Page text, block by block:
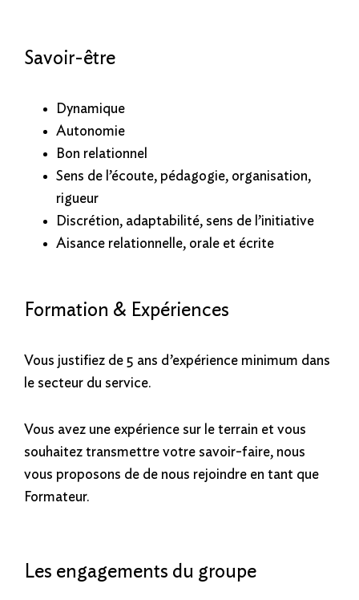
Savoir-être
Dynamique
Autonomie
Bon relationnel
Sens de l’écoute, pédagogie, organisation,
rigueur
Discrétion, adaptabilité, sens de l’initiative
Aisance relationnelle, orale et écrite
Formation & Expériences
Vous justifiez de 5 ans d’expérience minimum dans
le secteur du service.
Vous avez une expérience sur le terrain et vous
souhaitez transmettre votre savoir-faire, nous
vous proposons de de nous rejoindre en tant que
Formateur.
Les engagements du groupe